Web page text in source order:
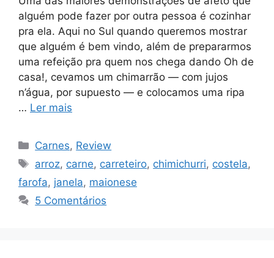
alguém pode fazer por outra pessoa é cozinhar
pra ela. Aqui no Sul quando queremos mostrar
que alguém é bem vindo, além de prepararmos
uma refeição pra quem nos chega dando Oh de
casa!, cevamos um chimarrão — com jujos
n’água, por supuesto — e colocamos uma ripa
… Ler mais
Categorias
Carnes, Review
Tags
arroz, carne, carreteiro, chimichurri, costela,
farofa, janela, maionese
5 Comentários